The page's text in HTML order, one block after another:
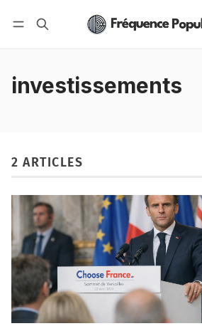
Nous soutenir
investissements
2 ARTICLES